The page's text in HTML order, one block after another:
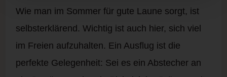
Wie man im Sommer für gute Laune sorgt, ist
selbsterklärend. Wichtig ist auch hier, sich viel
im Freien aufzuhalten. Ein Ausflug ist die
perfekte Gelegenheit: Sei es ein Abstecher an